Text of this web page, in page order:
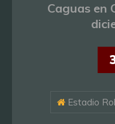
Caguas en
Estadio